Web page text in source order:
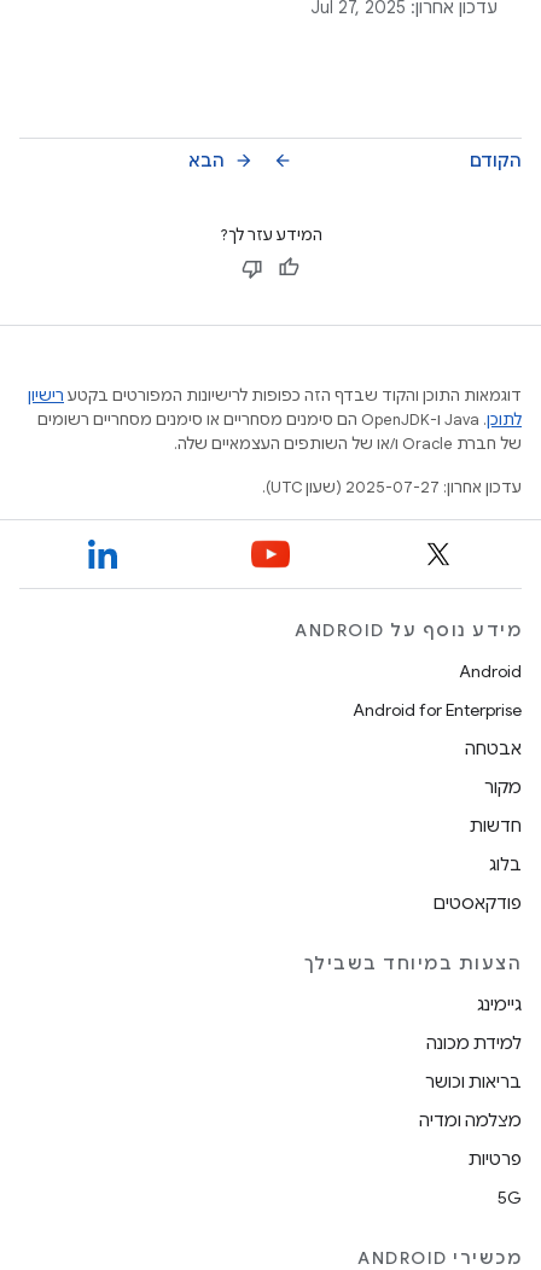
עדכון אחרון: Jul 27, 2025
הקודם arrow_back הבא arrow_forward
המידע עזר לך?
דוגמאות התוכן והקוד שבדף הזה כפופות לרישיונות המפורטים בקטע רישיון
לתוכן
.‏ Java ו-OpenJDK הם סימנים מסחריים או סימנים מסחריים רשומים
של חברת Oracle ו/או של השותפים העצמאיים שלה.
עדכון אחרון: 2025-07-27 (שעון UTC).
מידע נוסף על ANDROID
Android
Android for Enterprise
אבטחה
מקור
חדשות
בלוג
פודקאסטים
הצעות במיוחד בשבילך
גיימינג
למידת מכונה
בריאות וכושר
מצלמה ומדיה
פרטיות
5G
מכשירי ANDROID